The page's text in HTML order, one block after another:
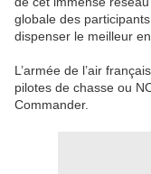
globale des
dispenser le meilleur
L’armée de l’air
pilotes de chasse ou
Commander.